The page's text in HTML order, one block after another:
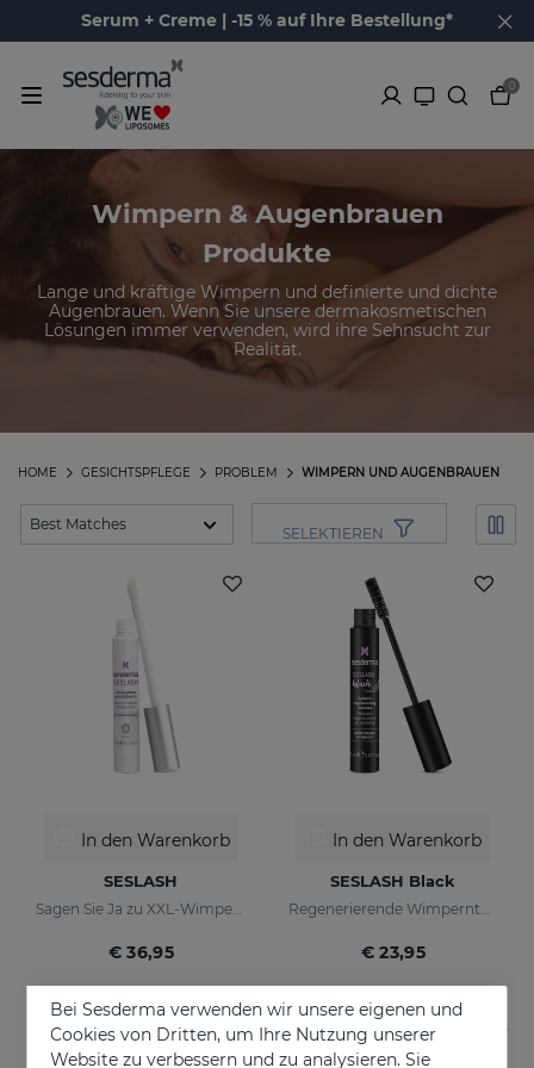
Serum + Creme | -15 % auf Ihre Bestellung*
0
Wimpern & Augenbrauen
Produkte
Lange und kräftige Wimpern und definierte und dichte
Augenbrauen. Wenn Sie unsere dermakosmetischen
Lösungen immer verwenden, wird ihre Sehnsucht zur
Realität.
WIMPERN UND AUGENBRAUEN
PROBLEM
GESICHTSPFLEGE
HOME
SELEKTIEREN
In den Warenkorb
SESLASH
Sagen Sie Ja zu XXL-Wimpern!
€ 36,95
In den Warenkorb
SESLASH Black
Regenerierende Wimperntusche mit schwarzen Pigmenten
€ 23,95
Bei Sesderma verwenden wir unsere eigenen und
Cookies von Dritten, um Ihre Nutzung unserer
Website zu verbessern und zu analysieren. Sie